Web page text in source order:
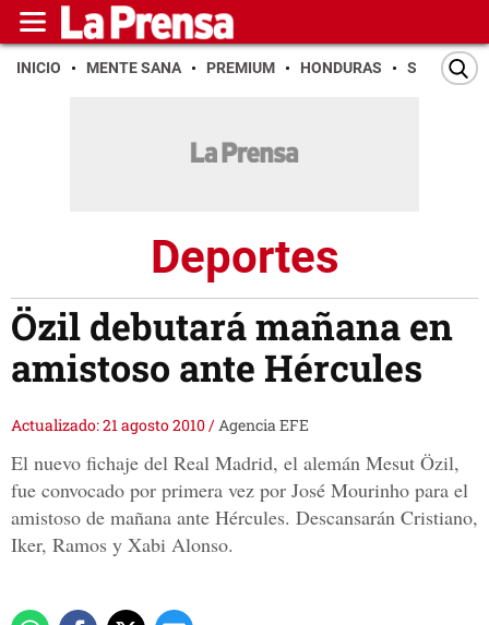
INICIO MENTE SANA PREMIUM HONDURAS SAN PEDRO
Deportes
Özil debutará mañana en
amistoso ante Hércules
Actualizado: 21 agosto 2010/Agencia EFE
El nuevo fichaje del Real Madrid, el alemán Mesut Özil,
fue convocado por primera vez por José Mourinho para el
amistoso de mañana ante Hércules. Descansarán Cristiano,
Iker, Ramos y Xabi Alonso.